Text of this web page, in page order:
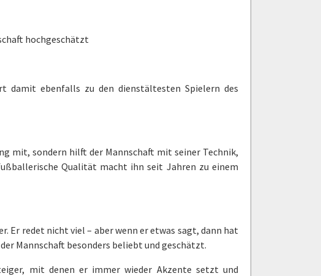
hochgeschätzt
damit ebenfalls zu den dienstältesten Spielern des
mit, sondern hilft der Mannschaft mit seiner Technik,
Qualität macht ihn seit Jahren zu einem
Er redet nicht viel – aber wenn er etwas sagt, dann hat
Mannschaft besonders beliebt und geschätzt.
mit denen er immer wieder Akzente setzt und